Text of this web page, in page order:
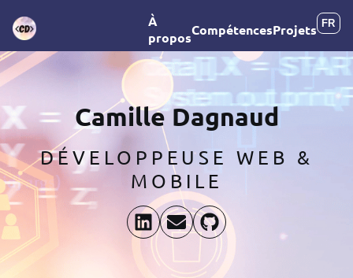
À
proposCompétencesProjets
Camille Dagnaud
DÉVELOPPEUSE WEB &
MOBILE